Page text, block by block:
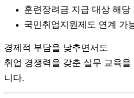
훈련장려금 지급 대상 해당
국민취업지원제도 연계 가
경제적 부담을 낮추면서도
취업 경쟁력을 갖춘 실무 교육을
니다.